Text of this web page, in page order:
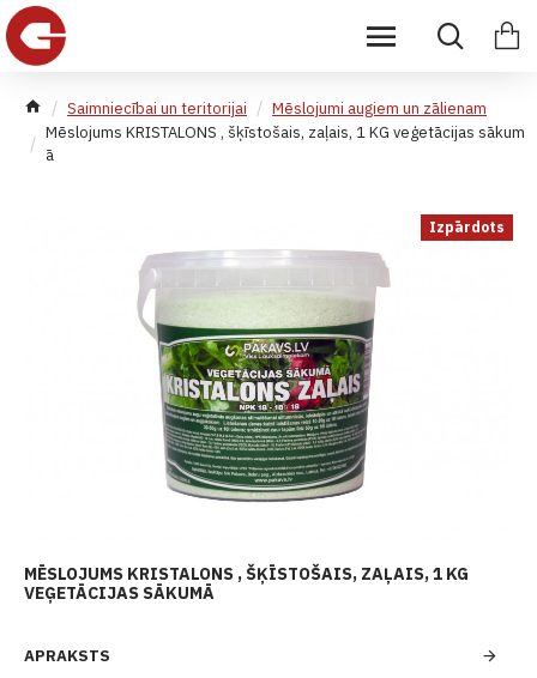
Saimniecībai un teritorijai
Mēslojumi augiem un zālienam
Mēslojums KRISTALONS , šķīstošais, zaļais, 1 KG veģetācijas sākum
ā
Izpārdots
MĒSLOJUMS KRISTALONS , ŠĶĪSTOŠAIS, ZAĻAIS, 1 KG
VEĢETĀCIJAS SĀKUMĀ
APRAKSTS